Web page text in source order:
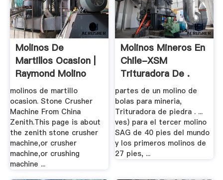
Molinos De
Martillos Ocasion |
Raymond Molino
molinos de martillo
ocasion. Stone Crusher
Machine From China
Zenith.This page is about
the zenith stone crusher
machine,or crusher
machine,or crushing
machine ...
Molinos Mineros En
Chile-XSM
Trituradora De .
partes de un molino de
bolas para mineria,
Trituradora de piedra . ...
ves) para el tercer molino
SAG de 40 pies del mundo
y los primeros molinos de
27 pies, ...